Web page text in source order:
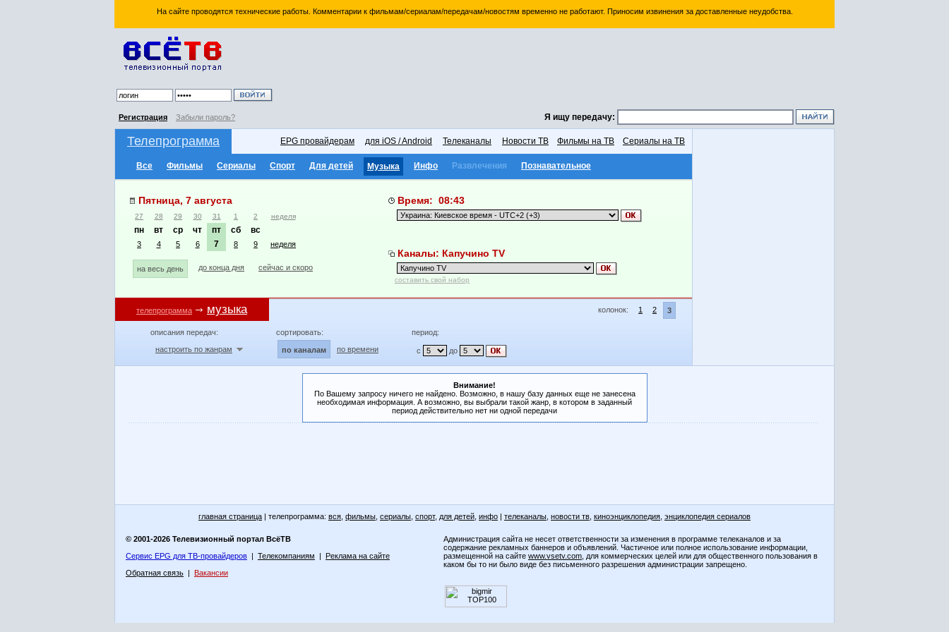
На сайте проводятся технические работы. Комментарии к фильмам/сериалам/передачам/новостям временно не работают. Приносим извинения за доставленные неудобства.
Регистрация Забыли пароль? Я ищу передачу:
Телепрограмма EPG провайдерам для iOS / Android Телеканалы Новости ТВ Фильмы на ТВ Сериалы на ТВ
Все Фильмы Сериалы Спорт Для детей Музыка Инфо Развлечения Познавательное
Пятница, 7 августа
27 28 29 30 31 1 2 неделя
пн вт ср чт пт сб вс
3 4 5 6 7 8 9 неделя
на весь день до конца дня сейчас и скоро
Время: 08:43
Каналы: Капучино TV
составить свой набор
телепрограмма музыка колонок: 1 2 3
описания передач:
настроить по жанрам
сортировать:
по каналам по времени
период:
с до
Внимание!
По Вашему запросу ничего не найдено. Возможно, в нашу базу данных еще не занесена
необходимая информация. А возможно, вы выбрали такой жанр, в котором в заданный
период действительно нет ни одной передачи
главная страница | телепрограмма: вся фильмы сериалы спорт, для детей инфо | телеканалы новости тв киноэнциклопедия энциклопедия сериалов
© 2001-2026 Телевизионный портал ВсёТВ
Сервис EPG для ТВ-провайдеров | Телекомпаниям | Реклама на сайте
Обратная связь | Вакансии
Администрация сайта не несет ответственности за изменения в программе телеканалов и за
содержание рекламных баннеров и объявлений. Частичное или полное использование информации,
размещенной на сайте www.vsetv.com , для коммерческих целей или для общественного пользования в
каком бы то ни было виде без письменного разрешения администрации запрещено.